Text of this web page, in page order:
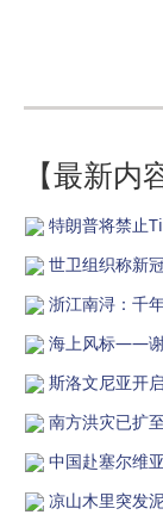
【最新内
特朗普将禁止
世卫组织称新
浙江南浔：千
海上风标——谢
斯洛文尼亚开
南方洪灾已扩
中国赴塞尔维
凉山木里突发